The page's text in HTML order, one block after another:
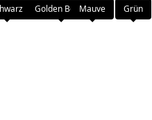
Golden BeigeMauve Grün